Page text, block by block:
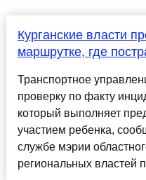
Курганские власти
маршрутке, где
Транспортное
проверку по факту
который выполняет
участием ребенка,
службе мэрии
региональных властей